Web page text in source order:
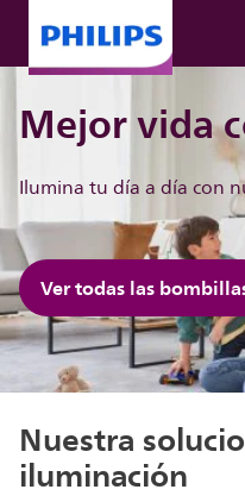
Mejor vida
Ilumina tu día a día con
Ver todas las
Nuestra
iluminación